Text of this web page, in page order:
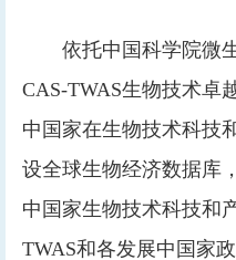
依托中国科学院微
CAS-TWAS生物技术卓
中国家在生物技术科技
设全球生物经济数据库
中国家生物技术科技和
TWAS和各发展中国家